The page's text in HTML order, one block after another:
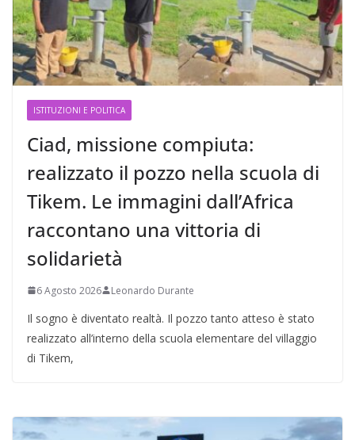
ISTITUZIONI E POLITICA
Ciad, missione compiuta:
realizzato il pozzo nella scuola di
Tikem. Le immagini dall’Africa
raccontano una vittoria di
solidarietà
6 Agosto 2026 Leonardo Durante
Il sogno è diventato realtà. Il pozzo tanto atteso è stato
realizzato all’interno della scuola elementare del villaggio
di Tikem,